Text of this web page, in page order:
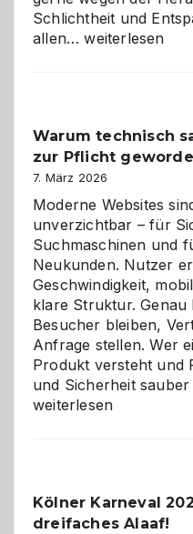
Schlichtheit und
allen…Sudoku
den
Logikrätseln
weiterlesen
Warum technisch
zur Pflicht
7. März 2026
Moderne Websites
unverzichtbar – für
Suchmaschinen und
Neukunden. Nutzer
Geschwindigkeit,
klare Struktur. Genau
Besucher bleiben,
Anfrage stellen. Wer
Produkt versteht und
und Sicherheit
weiterlesen
Kölner Karneval
dreifaches Alaaf!